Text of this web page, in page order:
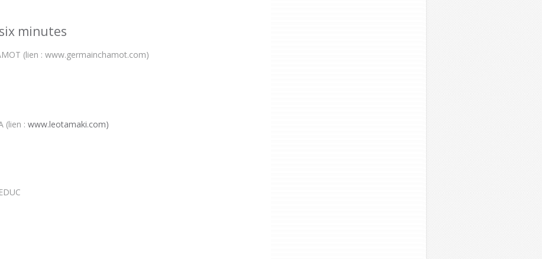
minutes
(lien : www.germainchamot.com)
(lien : www.leotamaki.com)